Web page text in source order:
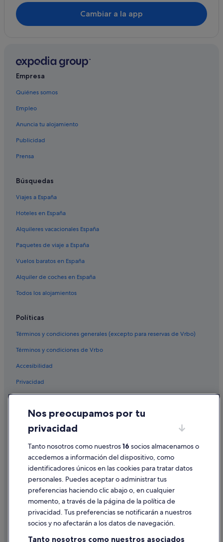
Almoradí hoteles
Independent hoteles en Callosa de Segura
Villas en Albatera
Hoteles de 4 estrellas en Albatera
San Bartolomé hoteles
Albergues en Granja de Rocamora
Complejos turísticos en Albatera
Casas privadas de vacaciones en Benejúzar
Condominios en Albatera
Apartoteles en Callosa de Segura
B&B en Albatera
Campings de caravanas en Granja de Rocamora
Callosa de Segura hoteles
Pensiones en Callosa de Segura
Apartamentos en Callosa de Segura
Albergues en Callosa de Segura
Lodges en Callosa de Segura
Villas en Granja de Rocamora
Villas en Benejúzar
Hoteles de 3 estrellas en Callosa de Segura
Pensiones en Albatera
Cambiar a la app
Empresa
Quiénes somos
Empleo
Anuncia tu alojamiento
Publicidad
Prensa
Búsquedas
Viajes a España
Hoteles en España
Alquileres vacacionales España
Paquetes de viaje a España
Vuelos baratos en España
Alquiler de coches en España
Todos los alojamientos
Políticas
Términos y condiciones generales (excepto para reservas de Vrbo)
Términos y condiciones de Vrbo
Accesibilidad
Privacidad
Condiciones de uso
Información legal/contacto
Pautas sobre el contenido y cómo denunciar contenido
Ayuda
Cancelar un vuelo
Cancelar una reserva de hotel o de un alquiler vacacional
Nos preocupamos por tu
privacidad
Tanto nosotros como nuestros16 socios almacenamos o
accedemos a información del dispositivo, como
identificadores únicos en las cookies para tratar datos
personales. Puedes aceptar o administrar tus
preferencias haciendo clic abajo o, en cualquier
momento, a través de la página de la política de
privacidad. Tus preferencias se notificarán a nuestros
socios y no afectarán a los datos de navegación.
Tanto nosotros como nuestros asociados